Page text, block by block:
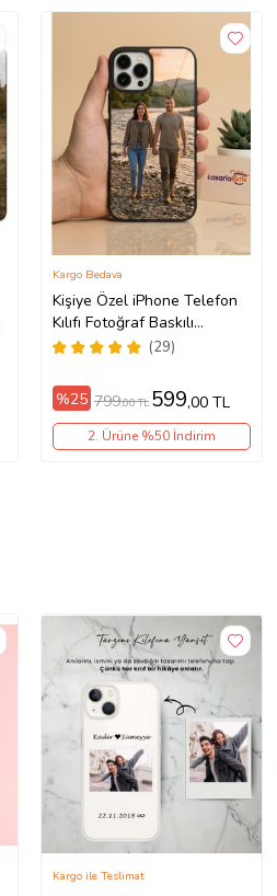
Kişiye Özel iPhone Telefon
Kılıfı Fotoğraf Baskılı
11/13/14/14Pro/14ProMax/15/
(29)
Kargo Bedava
%25 799,00 TL 599,00 TL
2. Ürüne %50 İndirim
Kargo ile Teslimat